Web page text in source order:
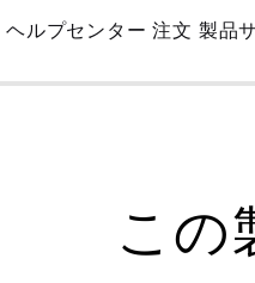
Skip
Main
ヘルプセンター 注文 製品
こ